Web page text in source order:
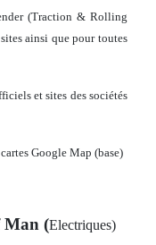
(Traction & Rolling
ainsi que pour toutes
et sites des sociétés
Google Map (base)
Man (Electriques)